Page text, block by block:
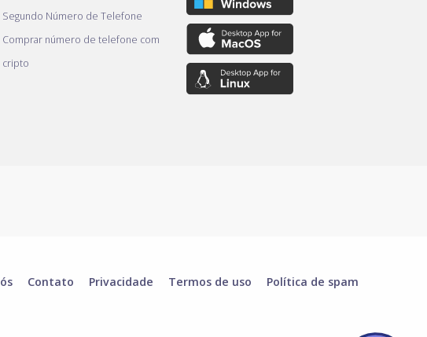
Segundo Número de Telefone
Comprar número de telefone com
cripto
Contato Privacidade Termos de uso Política de spam